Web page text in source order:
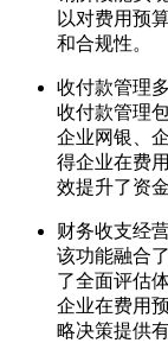
以对费用预
和合规性。
收付款管理
收付款管理
企业网银、
得企业在费
效提升了资
财务收支经
该功能融合
了全面评估
企业在费用
略决策提供